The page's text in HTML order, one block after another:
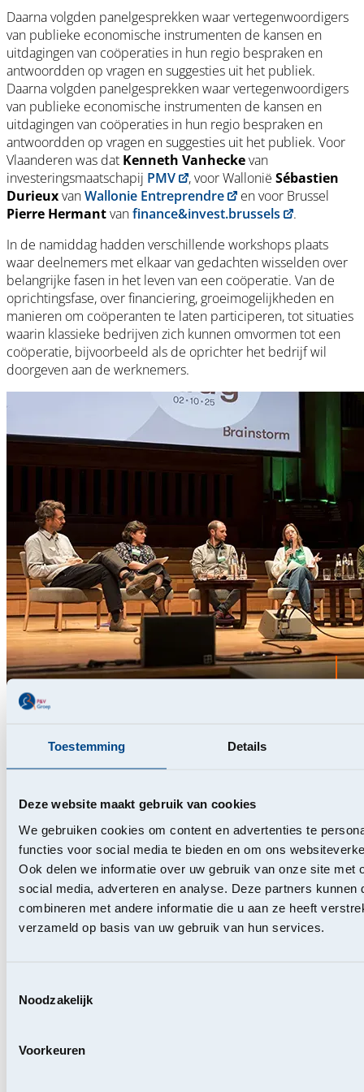
Toestemming Details
Deze website maakt gebruik van cookies
We gebruiken cookies om content en advertenties te
functies voor social media te bieden en om ons
Ook delen we informatie over uw gebruik van onze site met
social media, adverteren en analyse. Deze partners kunnen
combineren met andere informatie die u aan ze heeft
verzameld op basis van uw gebruik van hun services.
Noodzakelijk
Voorkeuren
Daarna volgden panelgesprekken waar vertegenwoordigers
van publieke economische instrumenten de kansen en
uitdagingen van coöperaties in hun regio bespraken en
antwoordden op vragen en suggesties uit het publiek.
Daarna volgden panelgesprekken waar vertegenwoordigers
van publieke economische instrumenten de kansen en
uitdagingen van coöperaties in hun regio bespraken en
antwoordden op vragen en suggesties uit het publiek. Voor
Vlaanderen was dat Kenneth Vanheckevan
investeringsmaatschapij PMV , voor Wallonië Sébastien
DurieuxvanWallonie Entreprendre
en voor Brussel
Pierre Hermantvanfinance&invest.brussels
.
In de namiddag hadden verschillende workshops plaats
waar deelnemers met elkaar van gedachten wisselden over
belangrijke fasen in het leven van een coöperatie. Van de
oprichtingsfase, over financiering, groeimogelijkheden en
manieren om coöperanten te laten participeren, tot situaties
waarin klassieke bedrijven zich kunnen omvormen tot een
coöperatie, bijvoorbeeld als de oprichter het bedrijf wil
doorgeven aan de werknemers.
De studienamiddag werd besloten met een brainstorming
Olivier De Cock(Starterslabo),Virginie Dewulf
Flora Kocovski (W.Alter),Bram Leroux(Wooncoop) en
Isabelle Philippe(SFPIM), gemodereerd doorHakima
Darhmouch.
De adviezen die uit dit debat naar voor kwamen, gingen ook
hier vooral over samenwerking:
je waardeketen en bekijk ook mogelijke
financiering. Coöperaties kunnen samen projecten